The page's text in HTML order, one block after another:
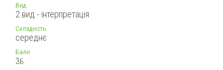
Вид
2 вид - інтерпретація
Складність
середнє
Бали
3Б.